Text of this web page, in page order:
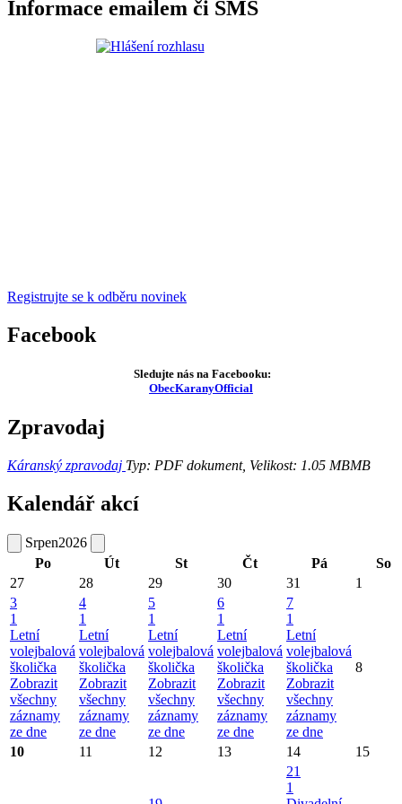
Informace emailem či SMS
Registrujte se k odběru novinek
Facebook
Sledujte nás na Facebooku:
ObecKaranyOfficial
Zpravodaj
Káranský zpravodaj Typ: PDF dokument, Velikost: 1.05 MBMB
Kalendář akcí
Srpen2026
Po
Út St Čt Pá
So
27
28 29 30 31
1
3
1
Letní
volejbalová
školička
Zobrazit
všechny
záznamy
ze dne
4
1
Letní
volejbalová
školička
Zobrazit
všechny
záznamy
ze dne
5
1
Letní
volejbalová
školička
Zobrazit
všechny
záznamy
ze dne
6
1
Letní
volejbalová
školička
Zobrazit
všechny
záznamy
ze dne
7
1
Letní
volejbalová
školička
Zobrazit
všechny
záznamy
ze dne
8
10 11 12 13 14 15
21
1